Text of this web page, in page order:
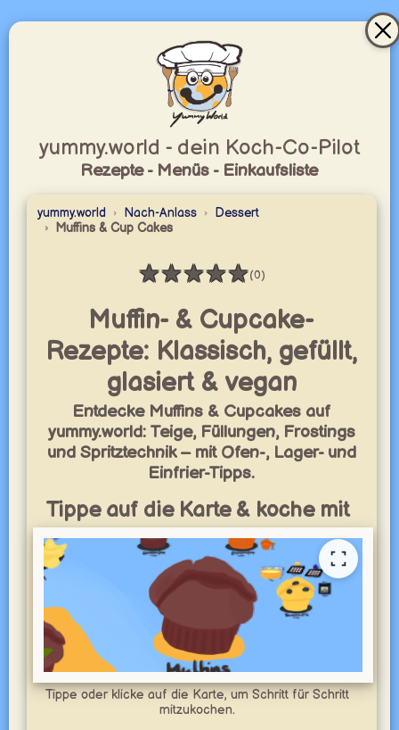
yummy.world - dein Koch-Co-Pilot
Rezepte - Menüs - Einkaufsliste
yummy.world Nach-Anlass
Dessert
Muffins & Cup Cakes
★★★★★
Bewertung: 0 / 5
(0)
Muffin- & Cupcake-
Rezepte: Klassisch, gefüllt,
glasiert & vegan
Entdecke Muffins & Cupcakes auf
yummy.world: Teige, Füllungen, Frostings
und Spritztechnik – mit Ofen-, Lager- und
Einfrier-Tipps.
Tippe auf die Karte & koche mit
Tippe oder klicke auf die Karte, um Schritt für Schritt
mitzukochen.